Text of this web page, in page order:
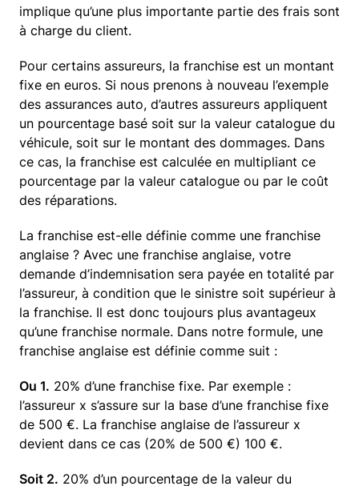
implique qu’une plus importante partie des frais sont
à charge du client.
Pour certains assureurs, la franchise est un montant
fixe en euros. Si nous prenons à nouveau l’exemple
des assurances auto, d’autres assureurs appliquent
un pourcentage basé soit sur la valeur catalogue du
véhicule, soit sur le montant des dommages. Dans
ce cas, la franchise est calculée en multipliant ce
pourcentage par la valeur catalogue ou par le coût
des réparations.
La franchise est-elle définie comme une franchise
anglaise ? Avec une franchise anglaise, votre
demande d’indemnisation sera payée en totalité par
l’assureur, à condition que le sinistre soit supérieur à
la franchise. Il est donc toujours plus avantageux
qu’une franchise normale. Dans notre formule, une
franchise anglaise est définie comme suit :
Ou 1. 20% d’une franchise fixe. Par exemple :
l’assureur x s’assure sur la base d’une franchise fixe
de 500 €. La franchise anglaise de l’assureur x
devient dans ce cas (20% de 500 €) 100 €.
Soit 2. 20% d’un pourcentage de la valeur du